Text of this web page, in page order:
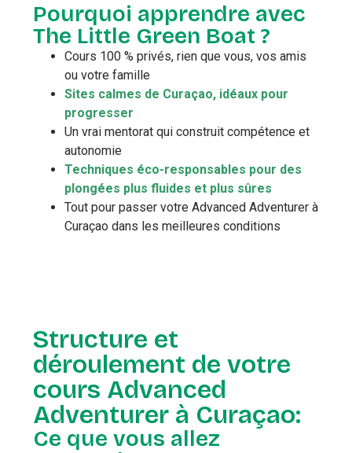
Pourquoi apprendre avec
The Little Green Boat ?
Cours 100 % privés, rien que vous, vos amis
ou votre famille
Sites calmes de Curaçao, idéaux pour
progresser
Un vrai mentorat qui construit compétence et
autonomie
Techniques éco-responsables pour des
plongées plus fluides et plus sûres
Tout pour passer votre Advanced Adventurer à
Curaçao dans les meilleures conditions
Structure et
déroulement de votre
cours Advanced
Adventurer à Curaçao:
Ce que vous allez